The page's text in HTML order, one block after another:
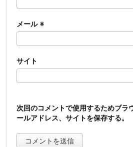
メール ※
サイト
次回のコメントで使用するためブラ
ールアドレス、サイトを保存する。